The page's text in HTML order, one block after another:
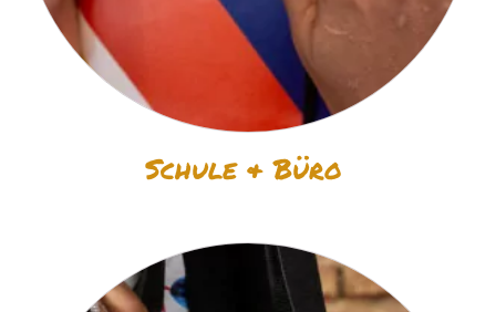
Schule & Büro